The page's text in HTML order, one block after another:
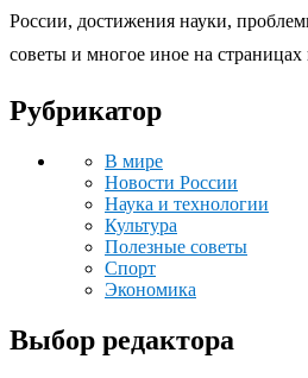
России, достижения науки,
советы и многое иное на страницах
Рубрикатор
В мире
Новости России
Наука и технологии
Культура
Полезные советы
Спорт
Экономика
Выбор редактора